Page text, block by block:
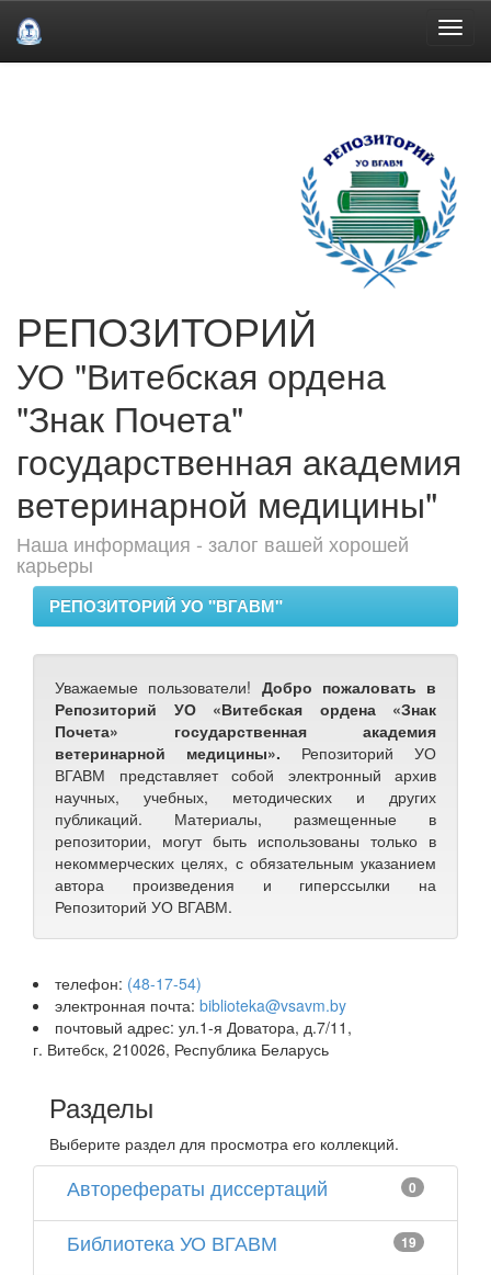
РЕПОЗИТОРИЙ
УО "Витебская ордена
"Знак Почета"
государственная академия
ветеринарной медицины"
Наша информация - залог вашей хорошей
карьеры
РЕПОЗИТОРИЙ УО "ВГАВМ"
Уважаемые пользователи! Добро пожаловать в
Репозиторий УО «Витебская ордена «Знак
Почета» государственная академия
ветеринарной медицины». Репозиторий УО
ВГАВМ представляет собой электронный архив
научных, учебных, методических и других
публикаций. Материалы, размещенные в
репозитории, могут быть использованы только в
некоммерческих целях, с обязательным указанием
автора произведения и гиперссылки на
Репозиторий УО ВГАВМ.
телефон: (48-17-54)
электронная почта: biblioteka@vsavm.by
почтовый адрес: ул.1-я Доватора, д.7/11,
г. Витебск, 210026, Республика Беларусь
Разделы
Выберите раздел для просмотра его коллекций.
Авторефераты диссертаций 0
Библиотека УО ВГАВМ 19